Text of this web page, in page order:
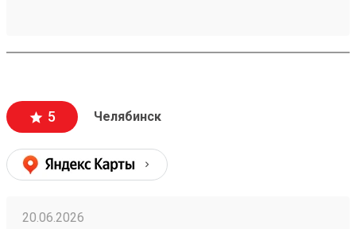
5 Челябинск
20.06.2026